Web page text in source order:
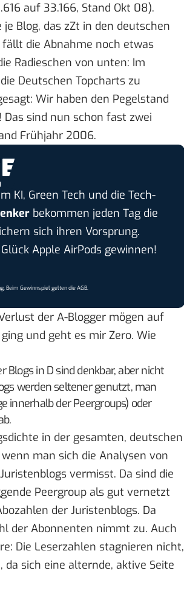
auf 33.166, Stand Okt 08).
Blog, das zZt in den deutschen
die Abnahme noch etwas
Radieschen von unten: Im
Deutschen Topcharts zu
Wir haben den Pegelstand
sind nun schon fast zwei
Frühjahr 2006.
KI, Green Tech und die Tech-
bekommen jeden Tag die
sich ihren Vorsprung.
Apple AirPods gewinnen!
. Beim Gewinnspiel gelten dieAGB.
der A-Blogger mögen auf
und geht es mir Zero. Wie
in D sind denkbar, aber nicht
werden seltener genutzt, man
innerhalb der Peergroups) oder
in der gesamten, deutschen
man sich die Analysen von
vermisst. Da sind die
Peergroup als gut vernetzt
der Juristenblogs. Da
der Abonnenten nimmt zu. Auch
Die Leserzahlen stagnieren nicht,
sich eine alternde, aktive Seite